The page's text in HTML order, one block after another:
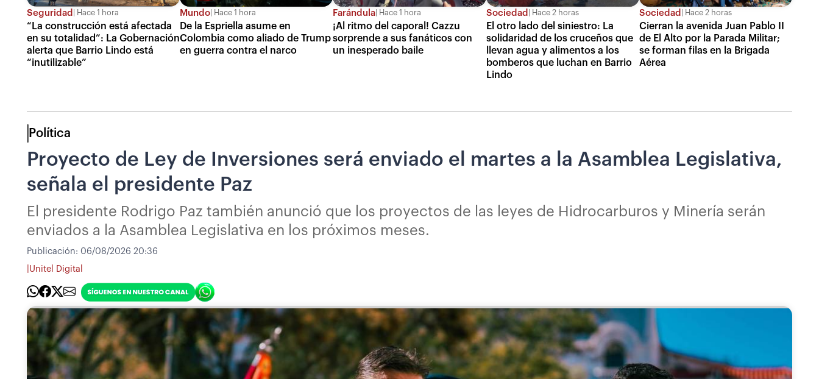
Seguridad Hace 1 hora
“La construcción está afectada
en su totalidad”: La Gobernación
alerta que Barrio Lindo está
“inutilizable”
Mundo Hace 1 hora
De la Espriella asume en
Colombia como aliado de Trump
en guerra contra el narco
Farándula Hace 1 hora
¡Al ritmo del caporal! Cazzu
sorprende a sus fanáticos con
un inesperado baile
Sociedad Hace 2 horas
El otro lado del siniestro: La
solidaridad de los cruceños que
llevan agua y alimentos a los
bomberos que luchan en Barrio
Lindo
Sociedad Hace 2 horas
Cierran la avenida Juan Pablo II
de El Alto por la Parada Militar;
se forman filas en la Brigada
Aérea
Política
Proyecto de Ley de Inversiones será enviado el martes a la Asamblea Legislativa,
señala el presidente Paz
El presidente Rodrigo Paz también anunció que los proyectos de las leyes de Hidrocarburos y Minería serán
enviados a la Asamblea Legislativa en los próximos meses.
Publicación: 06/08/2026 20:36
Unitel Digital